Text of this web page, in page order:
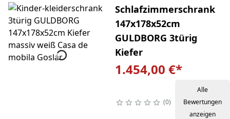
Schlafzimmerschrank
147x178x52cm
GULDBORG 3türig
Kiefer
1.454,00 €*
0
Alle
Bewertungen
anzeigen